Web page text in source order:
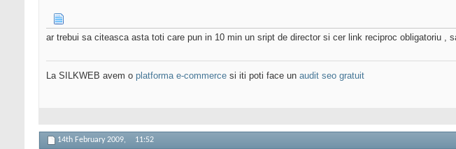
ar trebui sa citeasca asta toti care pun in 10 min un sript de director si cer link reciproc obligatoriu ,
La SILKWEB avem o platforma e-commerce si iti poti face un audit seo gratuit
14th February 2009, 11:52